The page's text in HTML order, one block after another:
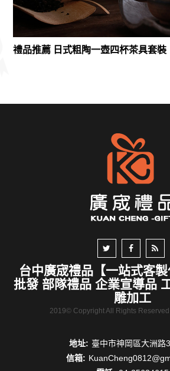
禮品推薦 日式粗陶一壺四杯茶具套裝
台中廣宬禮品【一站式客
批發 部隊禮品 企業宣導品
雕加工
2019© Copyright All Rights Reserved
地址: 臺中市神岡區大洲路
信箱: